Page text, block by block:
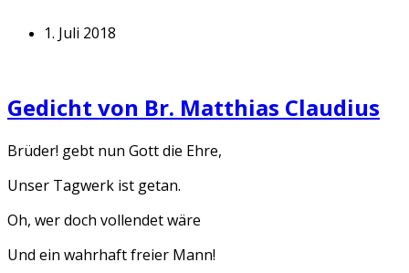
1. Juli 2018
Gedicht von Br. Matthias Claudius
Brüder! gebt nun Gott die Ehre,
Unser Tagwerk ist getan.
Oh, wer doch vollendet wäre
Und ein wahrhaft freier Mann!